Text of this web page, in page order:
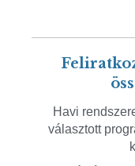
Havi
választott